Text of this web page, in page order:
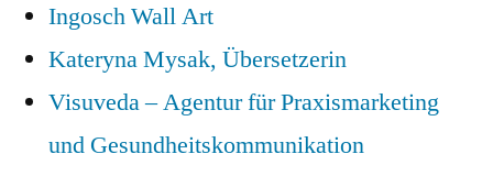
Ingosch Wall Art
Kateryna Mysak, Übersetzerin
Visuveda – Agentur für Praxismarketing
und Gesundheitskommunikation